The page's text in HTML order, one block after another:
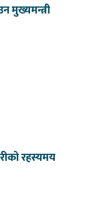
मुख्यमन्त्री
रहस्यमय